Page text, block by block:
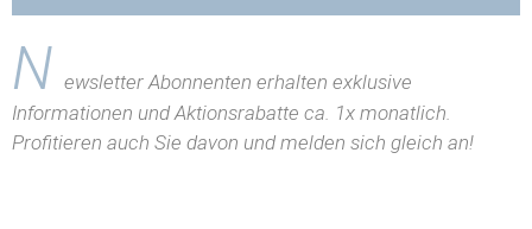
N ewsletter Abonnenten erhalten exklusive
Informationen und Aktionsrabatte ca. 1x monatlich.
Profitieren auch Sie davon und melden sich gleich an!